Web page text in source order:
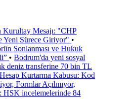
Kurultay Mesajı: "CHP
Yeni Sürece Giriyor" •
Sonlanması ve Hukuk
• Bodrum'da yeni sosyal
deniz transferine 70 bin TL
Kurtarma Kabusu: Kod
Formlar Açılmıyor,
HSK incelemelerinde 84